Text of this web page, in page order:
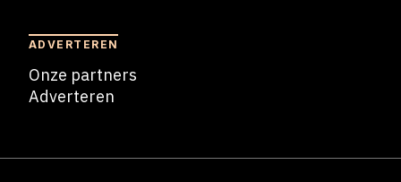
ADVERTEREN
Onze partners
Adverteren